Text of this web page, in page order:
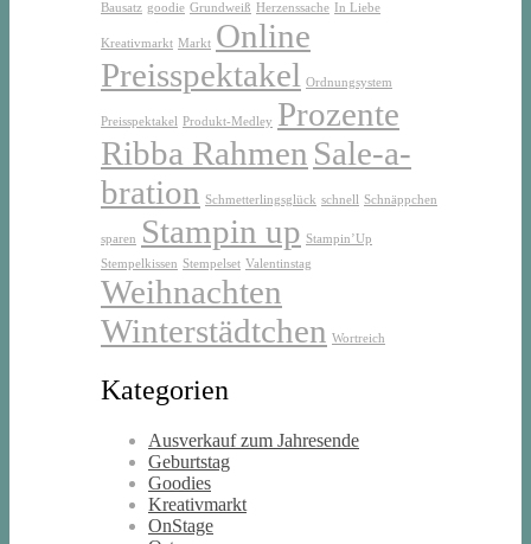
Bausatz goodie Grundweiß Herzenssache In Liebe
Kreativmarkt Markt Online
Preisspektakel
Ordnungsystem
Preisspektakel Produkt-Medley Prozente
Ribba Rahmen Sale-a-
bration Schmetterlingsglück schnell Schnäppchen
sparen Stampin up Stampin’Up
Stempelkissen Stempelset Valentinstag
Weihnachten
Winterstädtchen Wortreich
Kategorien
Ausverkauf zum Jahresende
Geburtstag
Goodies
Kreativmarkt
OnStage